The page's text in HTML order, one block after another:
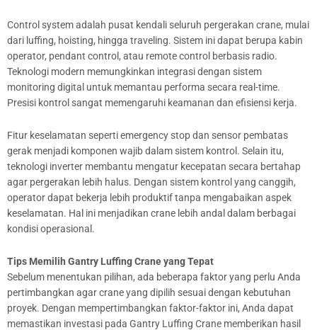
Control system adalah pusat kendali seluruh pergerakan crane, mulai
dari luffing, hoisting, hingga traveling. Sistem ini dapat berupa kabin
operator, pendant control, atau remote control berbasis radio.
Teknologi modern memungkinkan integrasi dengan sistem
monitoring digital untuk memantau performa secara real-time.
Presisi kontrol sangat memengaruhi keamanan dan efisiensi kerja.
Fitur keselamatan seperti emergency stop dan sensor pembatas
gerak menjadi komponen wajib dalam sistem kontrol. Selain itu,
teknologi inverter membantu mengatur kecepatan secara bertahap
agar pergerakan lebih halus. Dengan sistem kontrol yang canggih,
operator dapat bekerja lebih produktif tanpa mengabaikan aspek
keselamatan. Hal ini menjadikan crane lebih andal dalam berbagai
kondisi operasional.
Tips Memilih Gantry Luffing Crane yang Tepat
Sebelum menentukan pilihan, ada beberapa faktor yang perlu Anda
pertimbangkan agar crane yang dipilih sesuai dengan kebutuhan
proyek. Dengan mempertimbangkan faktor-faktor ini, Anda dapat
memastikan investasi pada Gantry Luffing Crane memberikan hasil